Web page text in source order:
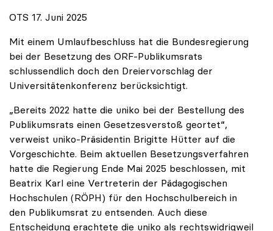
OTS 17. Juni 2025
Mit einem Umlaufbeschluss hat die Bundesregierung
bei der Besetzung des ORF-Publikumsrats
schlussendlich doch den Dreiervorschlag der
Universitätenkonferenz berücksichtigt.
„Bereits 2022 hatte die uniko bei der Bestellung des
Publikumsrats einen Gesetzesverstoß geortet“,
verweist uniko-Präsidentin Brigitte Hütter auf die
Vorgeschichte. Beim aktuellen Besetzungsverfahren
hatte die Regierung Ende Mai 2025 beschlossen, mit
Beatrix Karl eine Vertreterin der Pädagogischen
Hochschulen (RÖPH) für den Hochschulbereich in
den Publikumsrat zu entsenden. Auch diese
Entscheidung erachtete die uniko als rechtswidrigweil